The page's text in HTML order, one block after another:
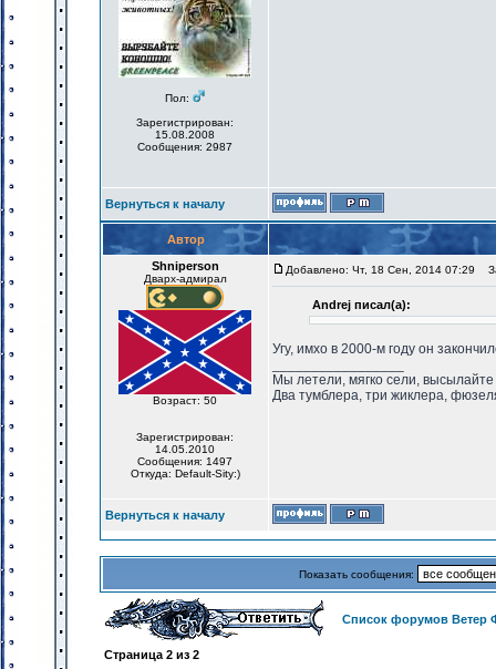
Пол:
Зарегистрирован:
15.08.2008
Сообщения: 2987
Вернуться к началу
Автор
Shniperson
Дварх-адмирал
Возраст: 50
Зарегистрирован:
14.05.2010
Сообщения: 1497
Откуда: Default-Sity:)
Добавлено: Чт, 18 Сен, 2014 07:29
Andrej писал(а):
Угу, имхо в 2000-м году он
Мы летели, мягко сели, высылайте
Два тумблера, три жиклера,
Вернуться к началу
Показать сообщения:
Список форумов Ветер
Страница 2 из 2